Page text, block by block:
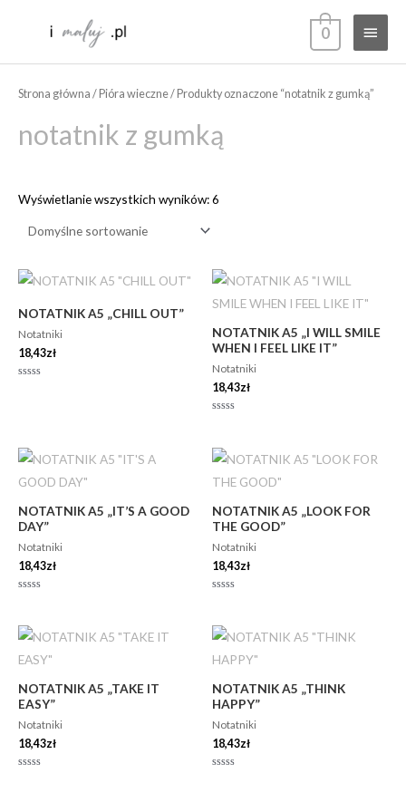
menu
0
Strona główna /Pióra wieczne/ Produkty oznaczone “notatnik z gumką”
notatnik z gumką
Wyświetlanie wszystkich wyników: 6
NOTATNIK A5 „CHILL OUT”
Notatniki
18,43zł
NOTATNIK A5 „I WILL SMILE
WHEN I FEEL LIKE IT”
Notatniki
18,43zł
5
NOTATNIK A5 „IT’S A GOOD
DAY”
Notatniki
18,43zł
5
NOTATNIK A5 „LOOK FOR
THE GOOD”
Notatniki
18,43zł
5
NOTATNIK A5 „TAKE IT
EASY”
Notatniki
18,43zł
NOTATNIK A5 „THINK
HAPPY”
Notatniki
18,43zł